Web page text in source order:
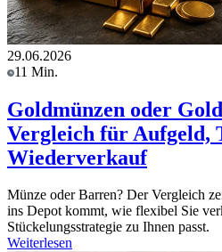
29.06.2026
11 Min.
Goldmünzen oder
Vergleich für Aufgeld,
Wiederverkauf
Münze oder Barren? Der Vergleich
ins Depot kommt, wie flexibel Sie
Stückelungsstrategie zu Ihnen passt.
Weiterlesen